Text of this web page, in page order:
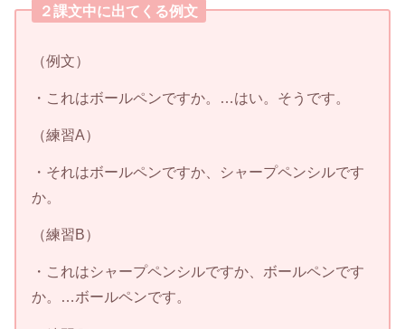
２課文中に出てくる例文
（例文）
・これはボールペンですか。…はい。そうです。
（練習A）
・それはボールペンですか、シャープペンシルです
か。
（練習B）
・これはシャープペンシルですか、ボールペンです
か。…ボールペンです。